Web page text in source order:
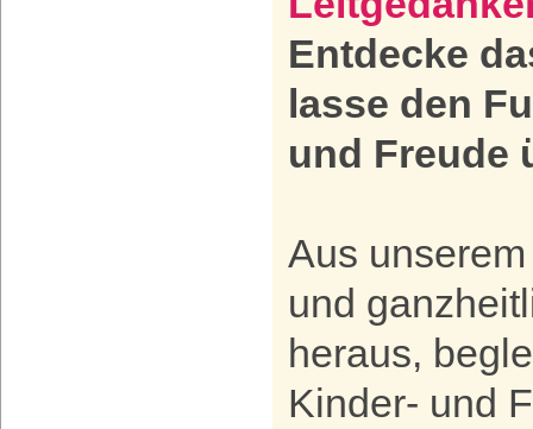
Entdecke
lasse den
und Freude
Aus
und
heraus,
Kinder- und